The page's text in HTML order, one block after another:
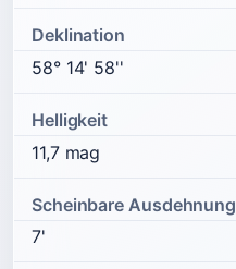
Deklination
58° 14' 58''
Helligkeit
11,7 mag
Scheinbare Ausdehnung
7'